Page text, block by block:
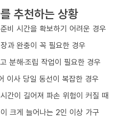
추천하는 상황
비 시간을 확보하기 어려운 경우
과 완충이 꼭 필요한 경우
분해·조립 작업이 필요한 경우
이사 당일 동선이 복잡한 경우
간이 길어져 파손 위험이 커질 때
크게 늘어나는 2인 이상 가구